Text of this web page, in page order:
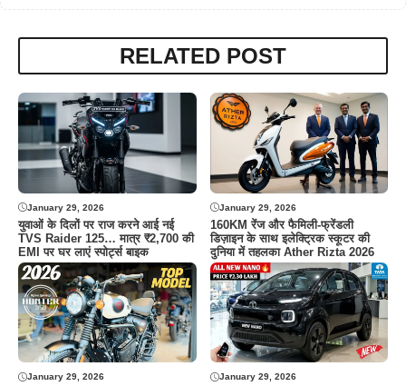
RELATED POST
January 29, 2026
युवाओं के दिलों पर राज करने आई नई
TVS Raider 125… मात्र ₹2,700 की
EMI पर घर लाएं स्पोर्ट्स बाइक
January 29, 2026
160KM रेंज और फैमिली-फ्रेंडली
डिज़ाइन के साथ इलेक्ट्रिक स्कूटर की
दुनिया में तहलका Ather Rizta 2026
January 29, 2026 January 29, 2026